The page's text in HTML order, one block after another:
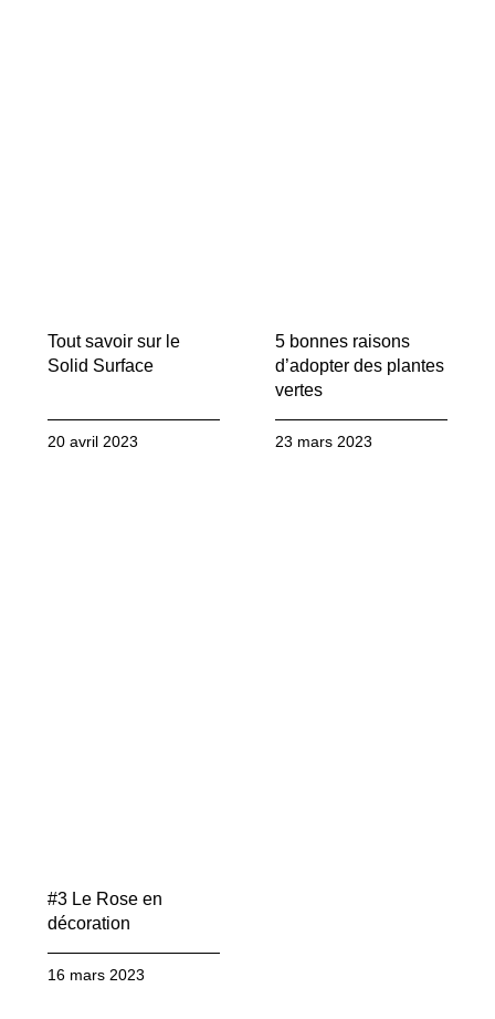
Tout savoir sur le
Solid Surface
20 avril 2023
5 bonnes raisons
d’adopter des plantes
vertes
23 mars 2023
#3 Le Rose en
décoration
16 mars 2023